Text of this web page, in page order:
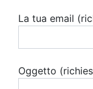
La tua email
Oggetto